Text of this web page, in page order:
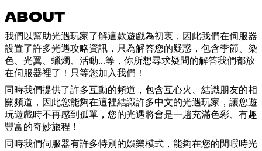
ABOUT
我們以幫助光遇玩家了解這款遊戲為初衷，因此我們在伺服器
設置了許多光遇攻略資訊，只為解答您的疑惑，包含季節、染
色、光翼、蠟燭、活動...等，你所想尋求疑問的解答我們都放
在伺服器裡了！只等您加入我們！
同時我們提供了許多互動的頻道，包含互心火、結識朋友的相
關頻道，因此您能夠在這裡結識許多中文的光遇玩家，讓您遊
玩遊戲時不再感到孤單，您的光遇將會是一趟充滿色彩、有趣
豐富的奇妙旅程！
同時我們伺服器有許多特別的娛樂模式，能夠在您的閒暇時光